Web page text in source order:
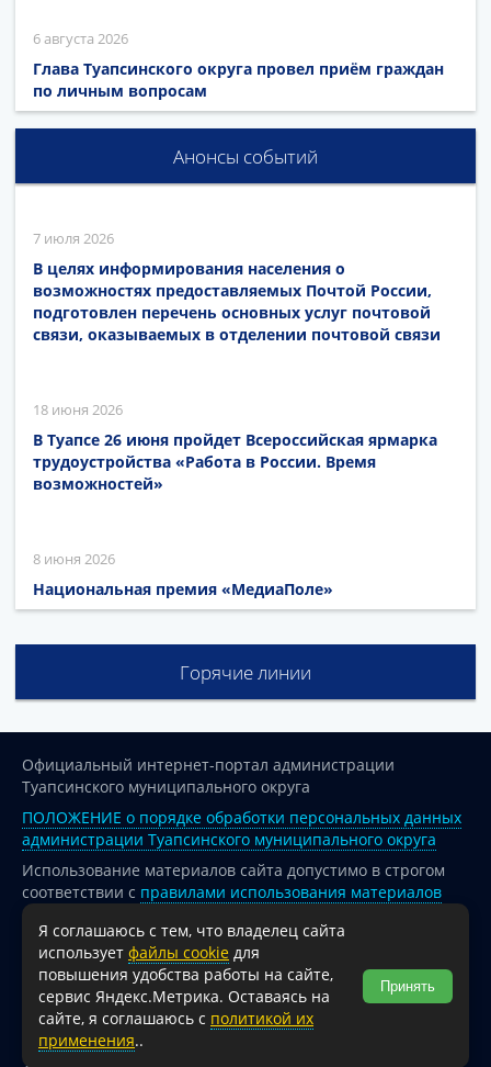
6 августа 2026
Глава Туапсинского округа провел приём граждан
по личным вопросам
Анонсы событий
7 июля 2026
В целях информирования населения о
возможностях предоставляемых Почтой России,
подготовлен перечень основных услуг почтовой
связи, оказываемых в отделении почтовой связи
18 июня 2026
В Туапсе 26 июня пройдет Всероссийская ярмарка
трудоустройства «Работа в России. Время
возможностей»
8 июня 2026
Национальная премия «МедиаПоле»
Горячие линии
Официальный интернет-портал администрации
Туапсинского муниципального округа
ПОЛОЖЕНИЕ о порядке обработки персональных данных
администрации Туапсинского муниципального округа
Использование материалов сайта допустимо в строгом
соответствии с правилами использования материалов
опубликованных на сайте
При перепечатке и использовании информации ссылка
на источник обязательна.
Для сайтов и страниц сети Интернет обязательна
активная гиперссылка на официальный интернет-портал
администрации Туапсинского муниципального округа.
Я соглашаюсь с тем, что владелец сайта
использует файлы cookie для
повышения удобства работы на сайте,
сервис Яндекс.Метрика. Оставаясь на
сайте, я соглашаюсь с политикой их
применения..
Принять